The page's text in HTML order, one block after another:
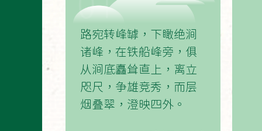
路宛转峰罅，下瞰绝涧
诸峰，在铁船峰旁，俱
从涧底矗耸直上，离立
咫尺，争雄竞秀，而层
烟叠翠，澄映四外。